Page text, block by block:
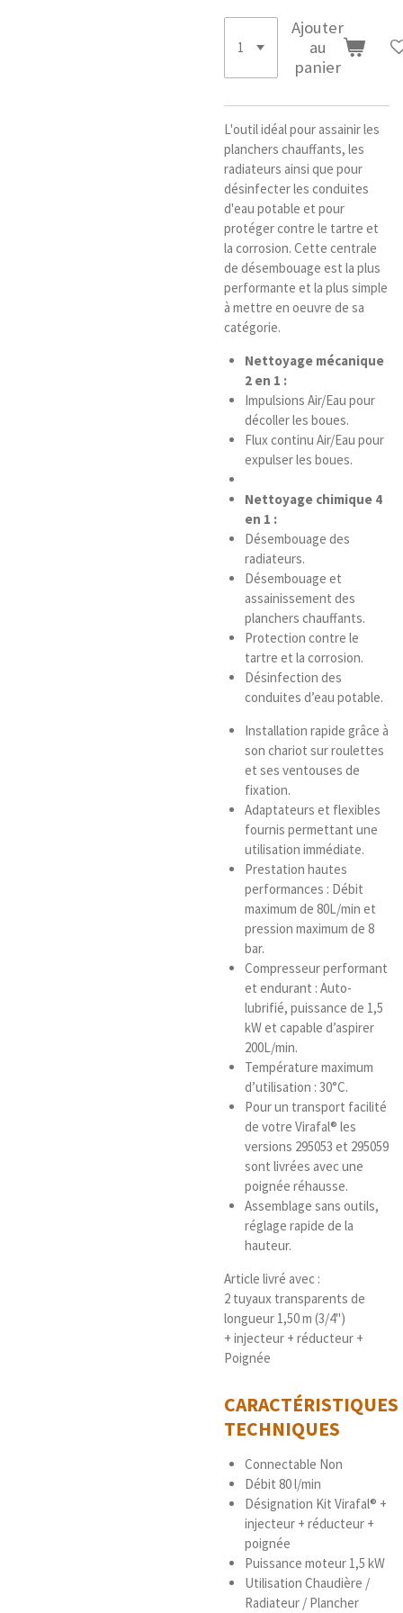
Ajouter
au
panier
L'outil idéal pour assainir les
planchers chauffants, les
radiateurs ainsi que pour
désinfecter les conduites
d'eau potable et pour
protéger contre le tartre et
la corrosion. Cette centrale
de désembouage est la plus
performante et la plus simple
à mettre en oeuvre de sa
catégorie.
Nettoyage mécanique
2 en 1 :
Impulsions Air/Eau pour
décoller les boues.
Flux continu Air/Eau pour
expulser les boues.
Nettoyage chimique 4
en 1 :
Désembouage des
radiateurs.
Désembouage et
assainissement des
planchers chauffants.
Protection contre le
tartre et la corrosion.
Désinfection des
conduites d’eau potable.
Installation rapide grâce à
son chariot sur roulettes
et ses ventouses de
fixation.
Adaptateurs et flexibles
fournis permettant une
utilisation immédiate.
Prestation hautes
performances : Débit
maximum de 80L/min et
pression maximum de 8
bar.
Compresseur performant
et endurant : Auto-
lubrifié, puissance de 1,5
kW et capable d’aspirer
200L/min.
Température maximum
d’utilisation : 30°C.
Pour un transport facilité
de votre Virafal® les
versions 295053 et 295059
sont livrées avec une
poignée réhausse.
Assemblage sans outils,
réglage rapide de la
hauteur.
Article livré avec :
2 tuyaux transparents de
longueur 1,50 m (3/4")
+ injecteur + réducteur +
Poignée
CARACTÉRISTIQUES
TECHNIQUES
Connectable Non
Débit 80 l/min
Désignation Kit Virafal® +
injecteur + réducteur +
poignée
Puissance moteur 1,5 kW
Utilisation Chaudière /
Radiateur / Plancher